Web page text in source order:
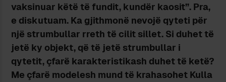
vaksinuar këtë të fundit, kundër kaosit”. Pra,
e diskutuam. Ka gjithmonë nevojë qyteti për
një strumbullar rreth të cilit sillet. Si duhet të
jetë ky objekt, që të jetë strumbullar i
qytetit, çfarë karakteristikash duhet të ketë?
Me çfarë modelesh mund të krahasohet Kulla